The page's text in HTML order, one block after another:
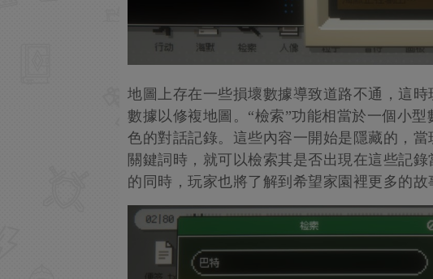
地圖上存在一些損壞數據導致道路不通，這
數據以修複地圖。“檢索”功能相當於一個小
色的對話記錄。這些內容一開始是隱藏的，
關鍵詞時，就可以檢索其是否出現在這些記
的同時，玩家也將了解到希望家園裡更多的故